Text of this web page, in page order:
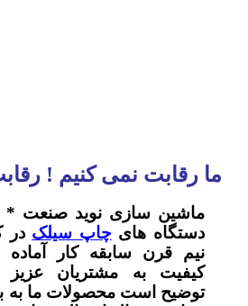
ما رقابت نمی کنیم !
ماشین سازی نوید صنعت *
دستگاه هایچاپ سیلک در
نیم قرن سابقه کار آماده
کیفیت به مشتریان عزیز